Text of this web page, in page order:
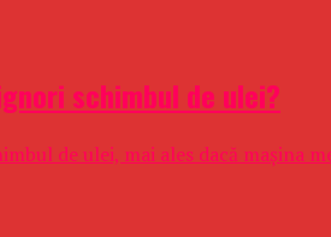
schimbul de ulei?
de ulei, mai ales dacă mașina